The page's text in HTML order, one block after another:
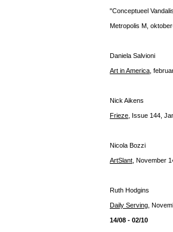
"Conceptueel
Metropolis M,
Daniela Salvioni
Art in America ,
Nick Aikens
Frieze , Issue 144,
Nicola Bozzi
ArtSlant , November
Ruth Hodgins
Daily Serving ,
14/08 - 02/10